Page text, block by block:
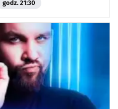
godz. 21:30